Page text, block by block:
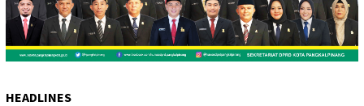
HEADLINES